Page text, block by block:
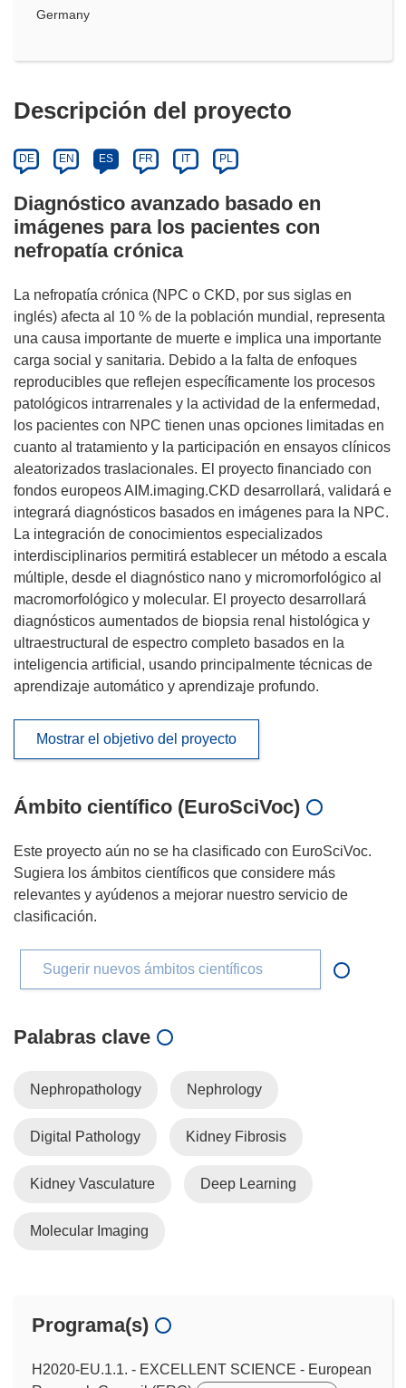
Germany
Descripción del proyecto
DE EN ES FR IT PL
Diagnóstico avanzado basado en
imágenes para los pacientes con
nefropatía crónica
La nefropatía crónica (NPC o CKD, por sus siglas en
inglés) afecta al 10 % de la población mundial, representa
una causa importante de muerte e implica una importante
carga social y sanitaria. Debido a la falta de enfoques
reproducibles que reflejen específicamente los procesos
patológicos intrarrenales y la actividad de la enfermedad,
los pacientes con NPC tienen unas opciones limitadas en
cuanto al tratamiento y la participación en ensayos clínicos
aleatorizados traslacionales. El proyecto financiado con
fondos europeos AIM.imaging.CKD desarrollará, validará e
integrará diagnósticos basados en imágenes para la NPC.
La integración de conocimientos especializados
interdisciplinarios permitirá establecer un método a escala
múltiple, desde el diagnóstico nano y micromorfológico al
macromorfológico y molecular. El proyecto desarrollará
diagnósticos aumentados de biopsia renal histológica y
ultraestructural de espectro completo basados en la
inteligencia artificial, usando principalmente técnicas de
aprendizaje automático y aprendizaje profundo.
Mostrar el objetivo del proyecto
Ámbito científico (EuroSciVoc)
Este proyecto aún no se ha clasificado con EuroSciVoc.
Sugiera los ámbitos científicos que considere más
relevantes y ayúdenos a mejorar nuestro servicio de
clasificación.
Sugerir nuevos ámbitos científicos
Palabras clave
Nephropathology Nephrology
Digital Pathology Kidney Fibrosis
Kidney Vasculature Deep Learning
Molecular Imaging
Programa(s)
H2020-EU.1.1. - EXCELLENT SCIENCE - European